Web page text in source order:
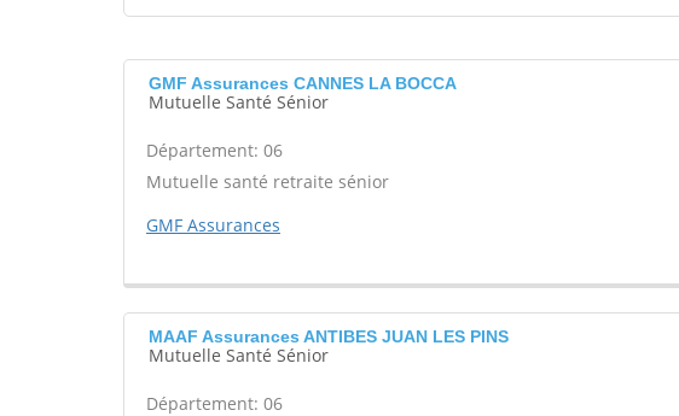
GMF Assurances CANNES LA BOCCA
Mutuelle Santé Sénior
Département: 06
Mutuelle santé retraite sénior
GMF Assurances
MAAF Assurances ANTIBES JUAN LES PINS
Mutuelle Santé Sénior
Département: 06